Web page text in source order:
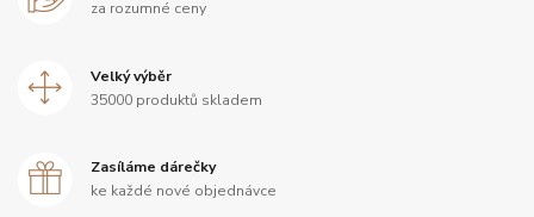
za rozumné ceny
Velký výběr
35000 produktů skladem
Zasíláme dárečky
ke každé nové objednávce